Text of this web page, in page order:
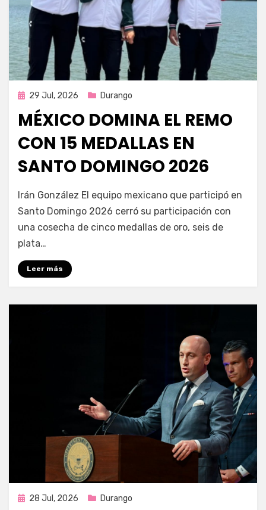
Publicada
29 Jul, 2026 Durango
MÉXICO DOMINA EL REMO
CON 15 MEDALLAS EN
SANTO DOMINGO 2026
por Fernando Miranda Servín
Irán González El equipo mexicano que participó en
Santo Domingo 2026 cerró su participación con
una cosecha de cinco medallas de oro, seis de
plata…
Leer más
Publicada
28 Jul, 2026 Durango